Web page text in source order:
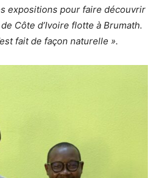
expositions pour faire découvrir
Côte d’Ivoire flotte à Brumath.
fait de façon naturelle ».